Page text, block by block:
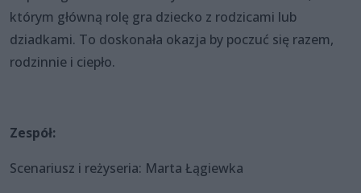
którym główną rolę gra dziecko z rodzicami lub
dziadkami. To doskonała okazja by poczuć się razem,
rodzinnie i ciepło.
Zespół:
Scenariusz i reżyseria: Marta Łągiewka